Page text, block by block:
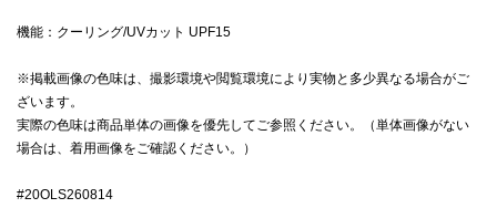
機能：クーリング/UVカット UPF15
※掲載画像の色味は、撮影環境や閲覧環境により実物と多少異なる場合がご
ざいます。
実際の色味は商品単体の画像を優先してご参照ください。（単体画像がない
場合は、着用画像をご確認ください。）
#20OLS260814